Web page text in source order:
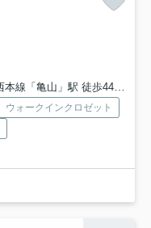
本線「亀山」駅 徒歩44分
ウォークインクロゼット